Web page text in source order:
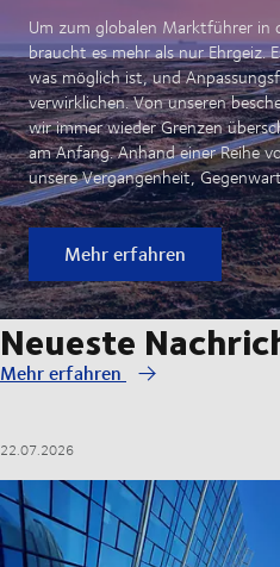
Um zum globalen Marktführer in
braucht es mehr als nur Ehrgeiz.
was möglich ist, und
verwirklichen. Von unseren
wir immer wieder Grenzen
am Anfang. Anhand einer Reihe
unsere Vergangenheit,
Mehr erfahren
Neueste
Mehr erfahren
22.07.2026